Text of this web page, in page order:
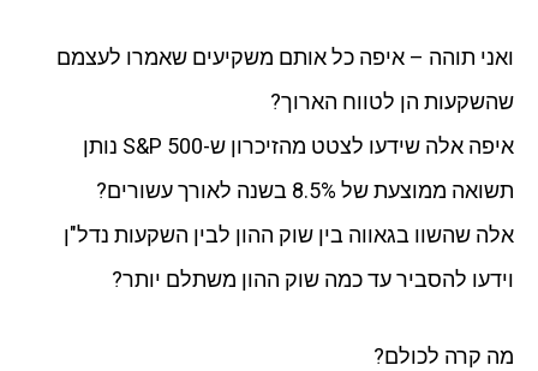
ואני תוהה – איפה כל אותם משקיעים שאמרו לעצמם
שהשקעות הן לטווח הארוך?
איפה אלה שידעו לצטט מהזיכרון ש-S&P 500 נותן
תשואה ממוצעת של 8.5% בשנה לאורך עשורים?
אלה שהשוו בגאווה בין שוק ההון לבין השקעות נדל"ן
וידעו להסביר עד כמה שוק ההון משתלם יותר?
מה קרה לכולם?